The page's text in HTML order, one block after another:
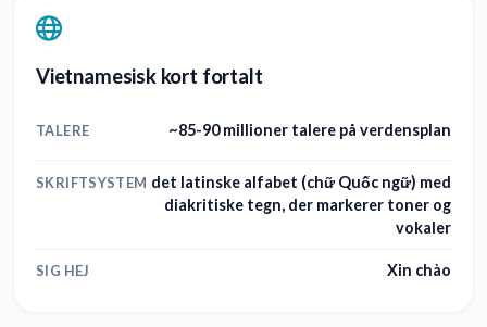
Vietnamesisk kort fortalt
TALERE ~85-90 millioner talere på verdensplan
SKRIFTSYSTEM det latinske alfabet (chữ Quốc ngữ) med
diakritiske tegn, der markerer toner og
vokaler
SIG HEJ Xin chào